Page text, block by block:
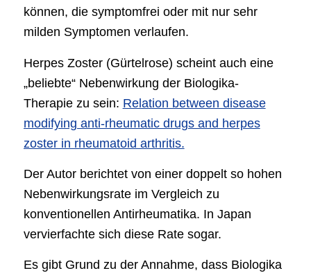
können, die symptomfrei oder mit nur sehr
milden Symptomen verlaufen.
Herpes Zoster (Gürtelrose) scheint auch eine
„beliebte“ Nebenwirkung der Biologika-
Therapie zu sein: Relation between disease
modifying anti-rheumatic drugs and herpes
zoster in rheumatoid arthritis.
Der Autor berichtet von einer doppelt so hohen
Nebenwirkungsrate im Vergleich zu
konventionellen Antirheumatika. In Japan
vervierfachte sich diese Rate sogar.
Es gibt Grund zu der Annahme, dass Biologika